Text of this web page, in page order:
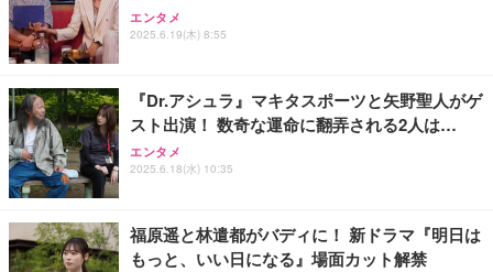
エンタメ
2025.6.19(木) 8:55
『Dr.アシュラ』マキタスポーツと矢野聖人がゲ
スト出演！ 数奇な運命に翻弄される2人は…
エンタメ
2025.6.18(水) 10:35
福原遥と林遣都がバディに！ 新ドラマ『明日は
もっと、いい日になる』場面カット解禁